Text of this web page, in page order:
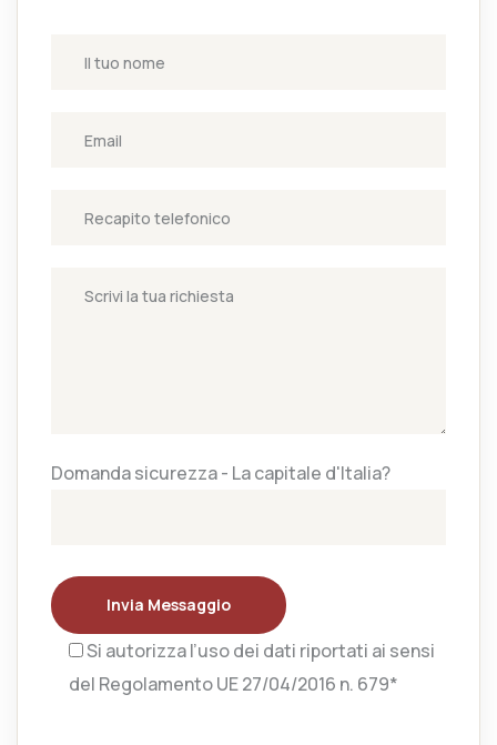
Domanda sicurezza - La capitale d'Italia?
Invia Messaggio
Si autorizza l’uso dei dati riportati ai sensi
del Regolamento UE 27/04/2016 n. 679*